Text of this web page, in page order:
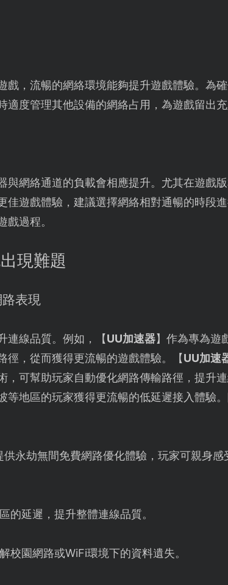
戲，流暢的網絡環境能夠提升遊戲體驗。為
度管理其他設備的網絡占用，為遊戲留出充
與網絡通道的負載會相應提升。尤其在遊戲
佳遊戲體驗，建議選擇網絡相對通暢的時段
過程。
現難題
表現
連線品質。例如，【UU加速器】作為專為遊
徑，從而獲得更流暢的遊戲體驗。【UU加速
，可幫助玩家自動優化網路傳輸路徑，提升
等地區的玩家獲得更流暢的低延遲接入體驗
供永劫無間免費網路優化體驗，玩家可親身
的延遲，提升整體連線品質。
校園網路或WiFi環境下的資料遺失。